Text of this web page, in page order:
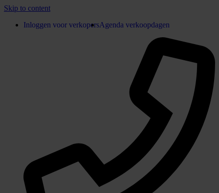
Skip to content
Inloggen voor verkopersAgenda verkoopdagen